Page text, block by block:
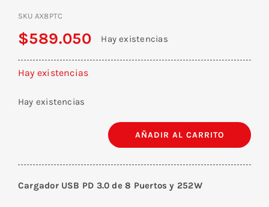
SKU AX8PTC
$589.050 Hay existencias
Hay existencias
Hay existencias
3.0
AÑADIR AL CARRITO
Cargador USB PD 3.0 de 8 Puertos y 252W